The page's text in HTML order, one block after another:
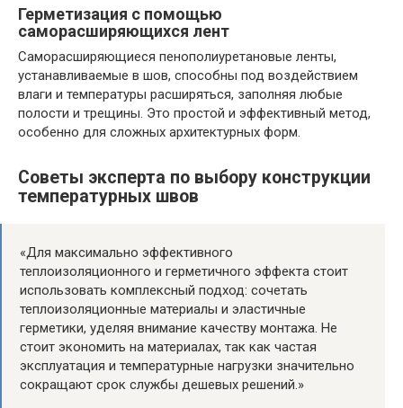
Герметизация с помощью
саморасширяющихся лент
Саморасширяющиеся пенополиуретановые ленты,
устанавливаемые в шов, способны под воздействием
влаги и температуры расширяться, заполняя любые
полости и трещины. Это простой и эффективный метод,
особенно для сложных архитектурных форм.
Советы эксперта по выбору конструкции
температурных швов
«Для максимально эффективного
теплоизоляционного и герметичного эффекта стоит
использовать комплексный подход: сочетать
теплоизоляционные материалы и эластичные
герметики, уделяя внимание качеству монтажа. Не
стоит экономить на материалах, так как частая
эксплуатация и температурные нагрузки значительно
сокращают срок службы дешевых решений.»